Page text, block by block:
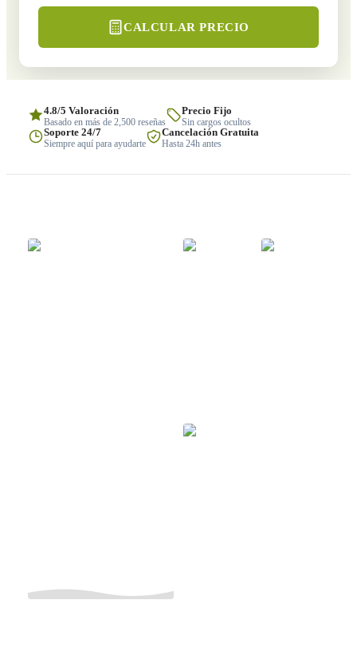
CALCULAR PRECIO
4.8/5 Valoración
Basado en más de 2,500 reseñas
Precio Fijo
Sin cargos ocultos
Soporte 24/7
Siempre aquí para ayudarte
Cancelación Gratuita
Hasta 24h antes